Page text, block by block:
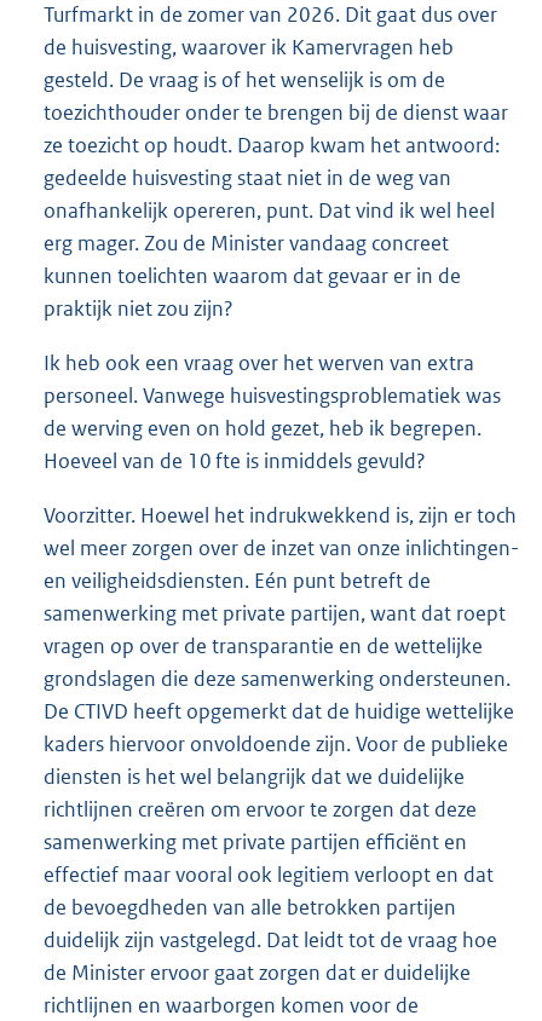
Turfmarkt in de zomer van 2026. Dit gaat dus over
de huisvesting, waarover ik Kamervragen heb
gesteld. De vraag is of het wenselijk is om de
toezichthouder onder te brengen bij de dienst waar
ze toezicht op houdt. Daarop kwam het antwoord:
gedeelde huisvesting staat niet in de weg van
onafhankelijk opereren, punt. Dat vind ik wel heel
erg mager. Zou de Minister vandaag concreet
kunnen toelichten waarom dat gevaar er in de
praktijk niet zou zijn?
Ik heb ook een vraag over het werven van extra
personeel. Vanwege huisvestingsproblematiek was
de werving even on hold gezet, heb ik begrepen.
Hoeveel van de 10 fte is inmiddels gevuld?
Voorzitter. Hoewel het indrukwekkend is, zijn er toch
wel meer zorgen over de inzet van onze inlichtingen-
en veiligheidsdiensten. Eén punt betreft de
samenwerking met private partijen, want dat roept
vragen op over de transparantie en de wettelijke
grondslagen die deze samenwerking ondersteunen.
De CTIVD heeft opgemerkt dat de huidige wettelijke
kaders hiervoor onvoldoende zijn. Voor de publieke
diensten is het wel belangrijk dat we duidelijke
richtlijnen creëren om ervoor te zorgen dat deze
samenwerking met private partijen efficiënt en
effectief maar vooral ook legitiem verloopt en dat
de bevoegdheden van alle betrokken partijen
duidelijk zijn vastgelegd. Dat leidt tot de vraag hoe
de Minister ervoor gaat zorgen dat er duidelijke
richtlijnen en waarborgen komen voor de